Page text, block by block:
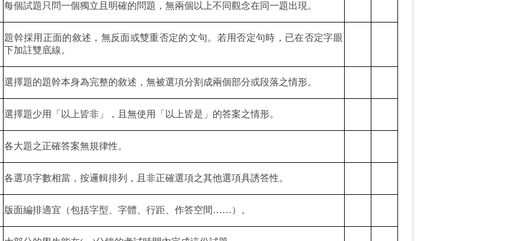
每個試題只問一個獨立且明確的問題，無兩個以上不同觀念在同一題出現。
題幹採用正面的敘述，無反面或雙重否定的文句。若用否定句時，已在否定字眼
下加註雙底線。
選擇題的題幹本身為完整的敘述，無被選項分割成兩個部分或段落之情形。
選擇題少用「以上皆非」，且無使用「以上皆是」的答案之情形。
各大題之正確答案無規律性。
各選項字數相當，按邏輯排列，且非正確選項之其他選項具誘答性。
版面編排適宜（包括字型、字體、行距、作答空間……）。